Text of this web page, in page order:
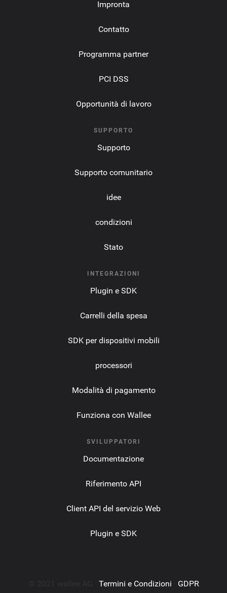
Impronta
Contatto
Programma partner
PCI DSS
Opportunità di lavoro
SUPPORTO
Supporto
Supporto comunitario
idee
condizioni
Stato
INTEGRAZIONI
Plugin e SDK
Carrelli della spesa
SDK per dispositivi mobili
processori
Modalità di pagamento
Funziona con Wallee
SVILUPPATORI
Documentazione
Riferimento API
Client API del servizio Web
Plugin e SDK
Termini e Condizioni GDPR